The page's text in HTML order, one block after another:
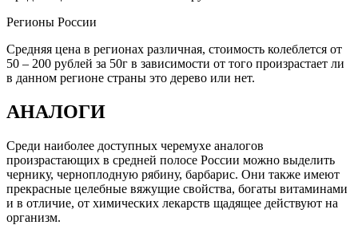
Регионы России
Средняя цена в регионах различная, стоимость колеблется от
50 – 200 рублей за 50г в зависимости от того произрастает ли
в данном регионе страны это дерево или нет.
АНАЛОГИ
Среди наиболее доступных черемухе аналогов
произрастающих в средней полосе России можно выделить
чернику, черноплодную рябину, барбарис. Они также имеют
прекрасные целебные вяжущие свойства, богаты витаминами
и в отличие, от химических лекарств щадящее действуют на
организм.